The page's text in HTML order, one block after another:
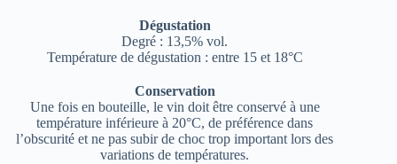
Dégustation
Degré : 13,5% vol.
Température de dégustation : entre 15 et 18°C
Conservation
Une fois en bouteille, le vin doit être conservé à une
température inférieure à 20°C, de préférence dans
l’obscurité et ne pas subir de choc trop important lors des
variations de températures.